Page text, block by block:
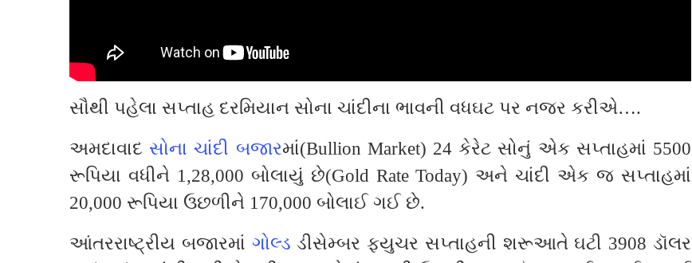
સૌથી પહેલા સપ્તાહ દરમિયાન સોના ચાંદીના ભાવની વધઘટ પર નજર કરીએ….
અમદાવાદ સોના ચાંદી બજારમાં(Bullion Market) 24 કેરેટ સોનું એક સપ્તાહમાં 5500
રૂપિયા વધીને 1,28,000 બોલાયું છે(Gold Rate Today) અને ચાંદી એક જ સપ્તાહમાં
20,000 રૂપિયા ઉછળીને 170,000 બોલાઈ ગઈ છે.
આંતરરાષ્ટ્રીય બજારમાં ગોલ્ડ ડીસેમ્બર ફ્યુચર સપ્તાહની શરૂઆતે ઘટી 3908 ડૉલર